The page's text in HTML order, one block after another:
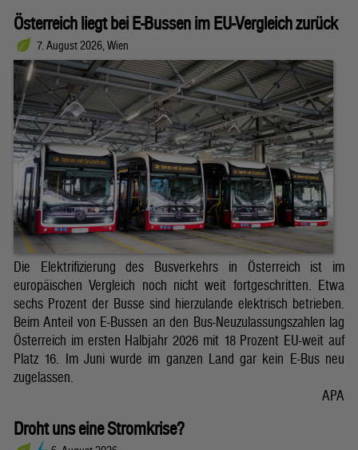
Österreich liegt bei E-Bussen im EU-Vergleich zurück
7. August 2026, Wien
Die Elektrifizierung des Busverkehrs in Österreich ist im
europäischen Vergleich noch nicht weit fortgeschritten. Etwa
sechs Prozent der Busse sind hierzulande elektrisch betrieben.
Beim Anteil von E-Bussen an den Bus-Neuzulassungszahlen lag
Österreich im ersten Halbjahr 2026 mit 18 Prozent EU-weit auf
Platz 16. Im Juni wurde im ganzen Land gar kein E-Bus neu
zugelassen.
APA
Droht uns eine Stromkrise?